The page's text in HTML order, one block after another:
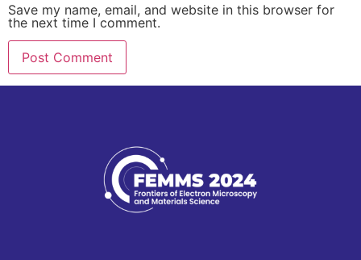
Save my name, email, and website in this browser for
the next time I comment.